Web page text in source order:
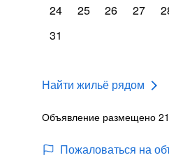
24
25 26 27
31
Найти жильё рядом
Объявление размещено
Пожаловаться на